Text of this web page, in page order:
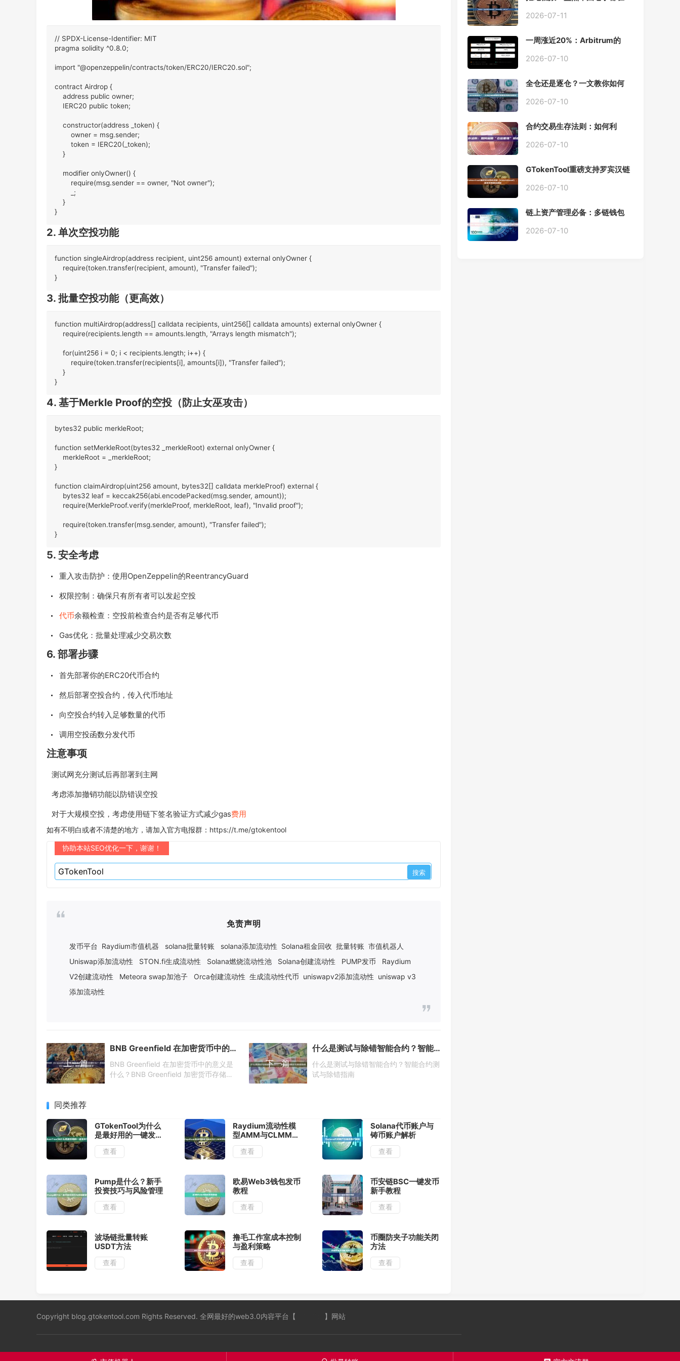
// SPDX-License-Identifier: MIT
pragma solidity ^0.8.0;
import "@openzeppelin/contracts/token/ERC20/IERC20.sol";
contract Airdrop {
address public owner;
IERC20 public token;
constructor(address _token) {
owner = msg.sender;
token = IERC20(_token);
}
modifier onlyOwner() {
require(msg.sender == owner, "Not owner");
_;
}
}
2. 单次空投功能
function singleAirdrop(address recipient, uint256 amount) external onlyOwner {
require(token.transfer(recipient, amount), "Transfer failed");
}
3. 批量空投功能（更高效）
function multiAirdrop(address[] calldata recipients, uint256[] calldata amounts) external onlyOwner {
require(recipients.length == amounts.length, "Arrays length mismatch");
for(uint256 i = 0; i < recipients.length; i++) {
require(token.transfer(recipients[i], amounts[i]), "Transfer failed");
}
}
4. 基于Merkle Proof的空投（防止女巫攻击）
bytes32 public merkleRoot;
function setMerkleRoot(bytes32 _merkleRoot) external onlyOwner {
merkleRoot = _merkleRoot;
}
function claimAirdrop(uint256 amount, bytes32[] calldata merkleProof) external {
bytes32 leaf = keccak256(abi.encodePacked(msg.sender, amount));
require(MerkleProof.verify(merkleProof, merkleRoot, leaf), "Invalid proof");
require(token.transfer(msg.sender, amount), "Transfer failed");
}
5. 安全考虑
重入攻击防护：使用OpenZeppelin的ReentrancyGuard
权限控制：确保只有所有者可以发起空投
代币余额检查：空投前检查合约是否有足够代币
Gas优化：批量处理减少交易次数
6. 部署步骤
首先部署你的ERC20代币合约
然后部署空投合约，传入代币地址
向空投合约转入足够数量的代币
调用空投函数分发代币
注意事项
测试网充分测试后再部署到主网
考虑添加撤销功能以防错误空投
对于大规模空投，考虑使用链下签名验证方式减少gas费用
如有不明白或者不清楚的地方，请加入官方电报群： https://t.me/gtokentool
协助本站SEO优化一下，谢谢！
免责声明
发币平台 Raydium市值机器 solana批量转账 solana添加流动性 Solana租金回收 批量转账 市值机器人
Uniswap添加流动性
STON.fi生成流动性 Solana燃烧流动性池 Solana创建流动性 PUMP发币
Raydium
V2创建流动性
Meteora swap加池子 Orca创建流动性 生成流动性代币 uniswapv2添加流动性 uniswap v3
添加流动性
上一篇
BNB Greenfield 在加密货币中的意义是什么？BNB Greenfield 加密货币存储意义
BNB Greenfield 在加密货币中的意义是
什么？BNB Greenfield 加密货币存储意
下一篇
什么是测试与除错智能合约？智能合约测试与除错指南
什么是测试与除错智能合约？智能合约测
试与除错指南
同类推荐
GTokenTool为什么
是最好用的一键发币
平台？
查看
Raydium流动性模
型AMM与CLMM对
比
查看
Solana代币账户与
铸币账户解析
查看
Pump是什么？新手
投资技巧与风险管理
查看
欧易Web3钱包发币
教程
查看
币安链BSC一键发币
新手教程
查看
波场链批量转账
USDT方法
查看
撸毛工作室成本控制
与盈利策略
查看
币圈防夹子功能关闭
方法
查看
具
2026-07-11
一周涨近20%：Arbitrum的
Chain一夜盘活
2026-07-10
全仓还是逐仓？一文教你如何
2026-07-10
合约交易生存法则：如何利
2026-07-10
GTokenTool重磅支持罗宾汉链
程全解析
2026-07-10
链上资产管理必备：多链钱包
2026-07-10
Copyright blog.gtokentool.com Rights Reserved. 全网最好的web3.0内容平台【 】网站